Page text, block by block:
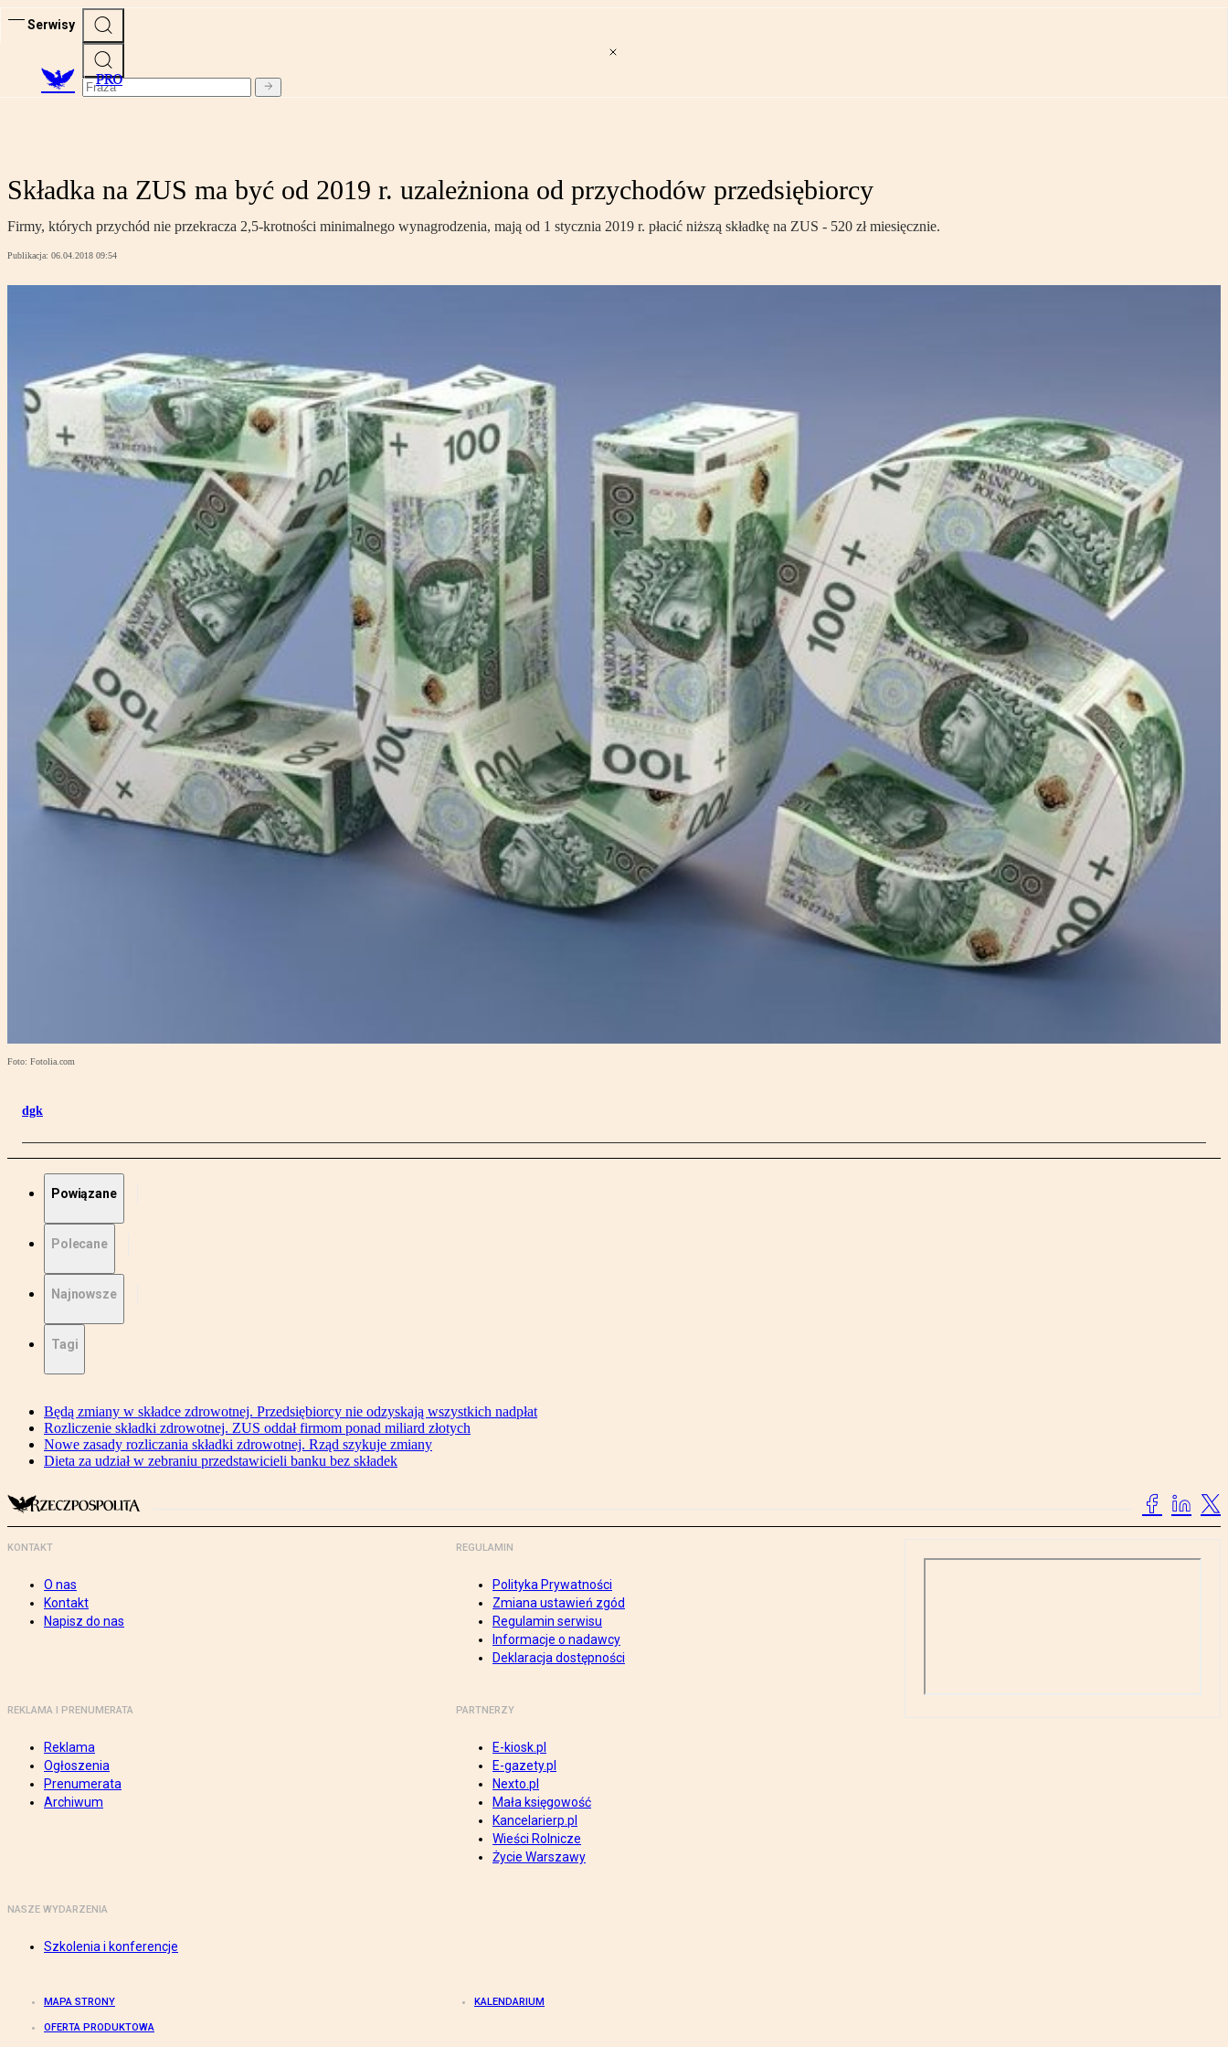
Serwisy
PRO
Składka na ZUS ma być od 2019 r. uzależniona od przychodów przedsiębiorcy
Firmy, których przychód nie przekracza 2,5-krotności minimalnego wynagrodzenia, mają od 1 stycznia 2019 r. płacić niższą składkę na ZUS - 520 zł miesięcznie.
Publikacja: 06.04.2018 09:54
Foto: Fotolia.com
dgk
Powiązane
Polecane
Najnowsze
Tagi
Będą zmiany w składce zdrowotnej. Przedsiębiorcy nie odzyskają wszystkich nadpłat
Rozliczenie składki zdrowotnej. ZUS oddał firmom ponad miliard złotych
Nowe zasady rozliczania składki zdrowotnej. Rząd szykuje zmiany
Dieta za udział w zebraniu przedstawicieli banku bez składek
KONTAKT
O nas
Kontakt
Napisz do nas
REGULAMIN
Polityka Prywatności
Zmiana ustawień zgód
Regulamin serwisu
Informacje o nadawcy
Deklaracja dostępności
REKLAMA I PRENUMERATA
Reklama
Ogłoszenia
Prenumerata
Archiwum
PARTNERZY
E-kiosk.pl
E-gazety.pl
Nexto.pl
Mała księgowość
Kancelarierp.pl
Wieści Rolnicze
Życie Warszawy
NASZE WYDARZENIA
Szkolenia i konferencje
MAPA STRONY KALENDARIUM
OFERTA PRODUKTOWA